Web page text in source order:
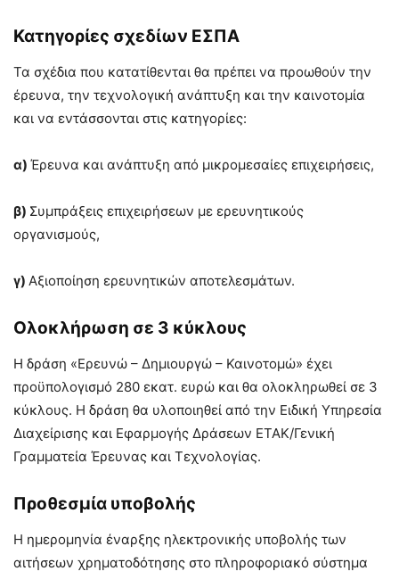
Κατηγορίες σχεδίων ΕΣΠΑ
Τα σχέδια που κατατίθενται θα πρέπει να προωθούν την
έρευνα, την τεχνολογική ανάπτυξη και την καινοτομία
και να εντάσσονται στις κατηγορίες:
α) Έρευνα και ανάπτυξη από μικρομεσαίες επιχειρήσεις,
β) Συμπράξεις επιχειρήσεων με ερευνητικούς
οργανισμούς,
γ) Αξιοποίηση ερευνητικών αποτελεσμάτων.
Ολοκλήρωση σε 3 κύκλους
Η δράση «Ερευνώ – Δημιουργώ – Καινοτομώ» έχει
προϋπολογισμό 280 εκατ. ευρώ και θα ολοκληρωθεί σε 3
κύκλους. Η δράση θα υλοποιηθεί από την Ειδική Υπηρεσία
Διαχείρισης και Εφαρμογής Δράσεων ΕΤΑΚ/Γενική
Γραμματεία Έρευνας και Τεχνολογίας.
Προθεσμία υποβολής
Η ημερομηνία έναρξης ηλεκτρονικής υποβολής των
αιτήσεων χρηματοδότησης στο πληροφοριακό σύστημα